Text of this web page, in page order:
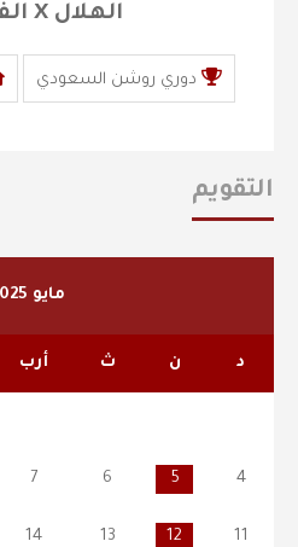
الهلال X الفيصلي
دوري روشن السعودي
التقويم
مايو 2025
د ن ث أرب
4
5
6
7
11
12
13
14